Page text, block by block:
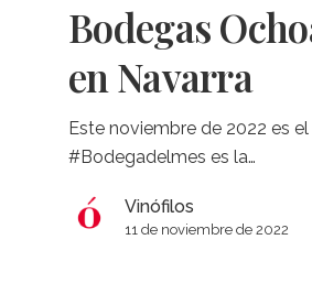
Bodegas
en Navarra
Este noviembre de 2022 es
#Bodegadelmes es la…
Vinófilos
11 de noviembre de 2022